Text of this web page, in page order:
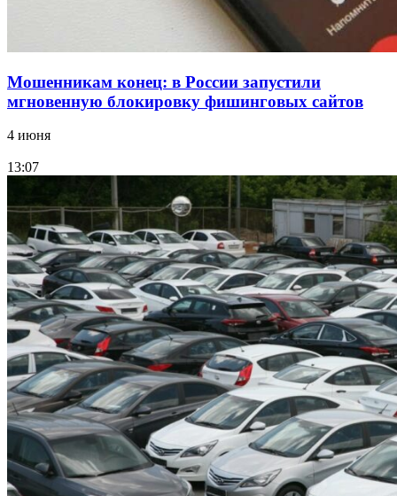
Мошенникам конец: в России запустили
мгновенную блокировку фишинговых сайтов
4 июня
13:07